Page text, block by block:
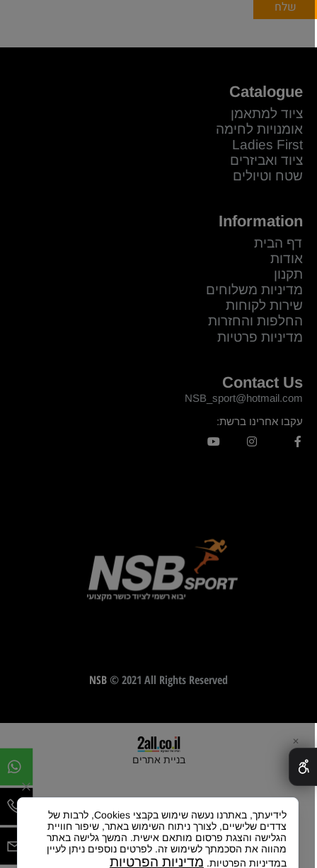
Catalogue
ציוד למתאמן
אומנויות לחימה
Ladies First
ציוד ואביזרים
שטח וטיולים
Information
דף הבית
אודות
תקנון
מדיניות משלוחים
שירות לקוחות
החלפות והחזרות
מדיניות פרטיות
Contact Us
NSB_sport@hotmail.com
עקבו אחרינו ברשת:
NSB© 2021 All Rights Reserved
בניית אתרים
✕
לידיעתך, באתרנו נעשה שימוש בקבצי Cookies, לרבות של
צדדים שלישיים, לצורך ניתוח השימוש באתר, שיפור חוויית
הגלישה והצגת פרסום מותאם אישית. המשך גלישה באתר
מהווה את הסכמתך לשימוש זה. לפרטים נוספים ניתן לעיין
במדיניות הפרטיות. מדיניות הפרטיות